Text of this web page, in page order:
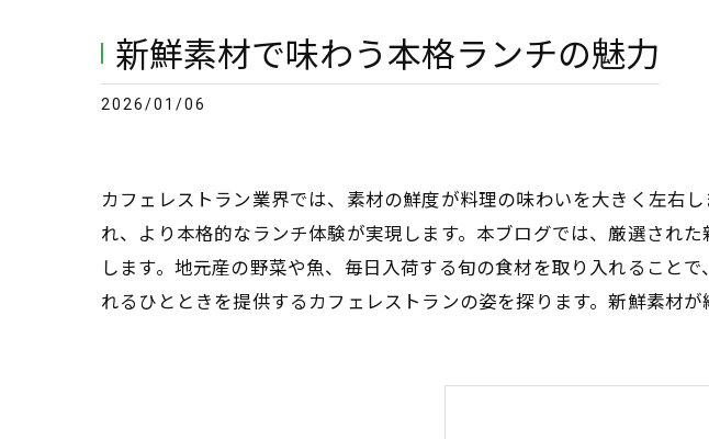
新鮮素材で味わう本格ランチの魅力
2026/01/06
カフェレストラン業界では、素材の鮮度が料理の味わいを大きく左右
れ、より本格的なランチ体験が実現します。本ブログでは、厳選され
します。地元産の野菜や魚、毎日入荷する旬の食材を取り入れること
れるひとときを提供するカフェレストランの姿を探ります。新鮮素材